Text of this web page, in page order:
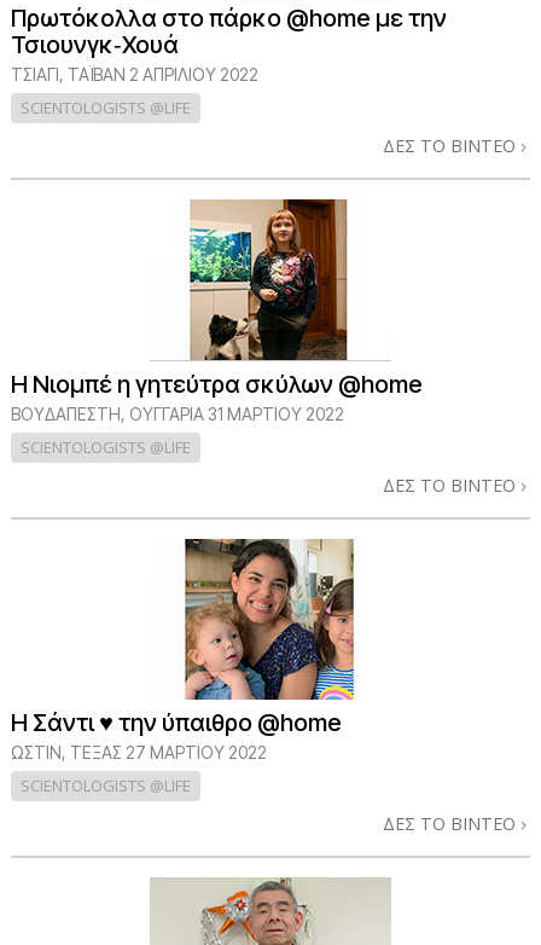
Πρωτόκολλα στο πάρκο @home με την
Τσιουνγκ‑Χουά
ΤΣΙΑΓΙ, ΤΑΪΒΑΝ 2 ΑΠΡΙΛΙΟΥ 2022
SCIENTOLOGISTS @LIFE
ΔΕΣ ΤΟ ΒΙΝΤΕΟ
Η Νιομπέ η γητεύτρα σκύλων @home
ΒΟΥΔΑΠΈΣΤΗ, ΟΥΓΓΑΡΊΑ31 ΜΑΡΤΙΟΥ 2022
SCIENTOLOGISTS @LIFE
ΔΕΣ ΤΟ ΒΙΝΤΕΟ
Η Σάντι ♥ την ύπαιθρο @home
ΏΣΤΙΝ, ΤΈΞΑΣ 27 ΜΑΡΤΙΟΥ 2022
SCIENTOLOGISTS @LIFE
ΔΕΣ ΤΟ ΒΙΝΤΕΟ